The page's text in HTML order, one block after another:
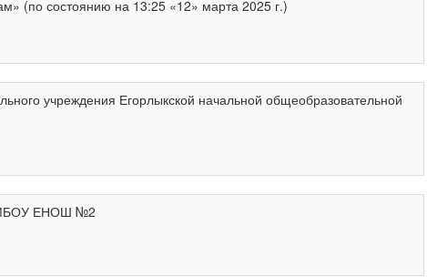
(по состоянию на 13:25 «12» марта 2025 г.)
учреждения Егорлыкской начальной общеобразовательной
МБОУ ЕНОШ №2